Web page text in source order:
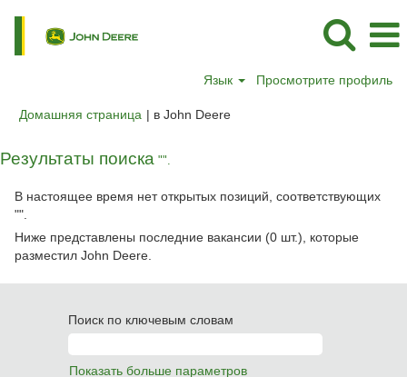
Язык Просмотрите профиль
Домашняя страница | в John Deere(текущая
Результаты поиска "".
В настоящее время нет открытых позиций, соответствующих
"".
Ниже представлены последние вакансии (0 шт.), которые
разместил John Deere.
Поиск по ключевым словам
Показать больше параметров